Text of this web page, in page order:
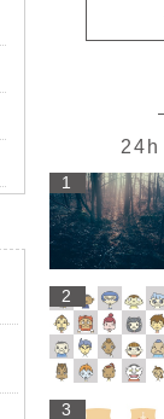
24h
1
2
3